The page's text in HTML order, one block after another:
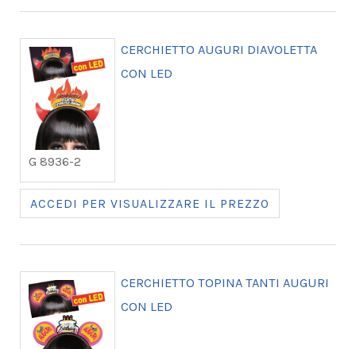
G 8936-2
CERCHIETTO AUGURI DIAVOLETTA
CON LED
ACCEDI PER VISUALIZZARE IL PREZZO
CERCHIETTO TOPINA TANTI AUGURI
CON LED